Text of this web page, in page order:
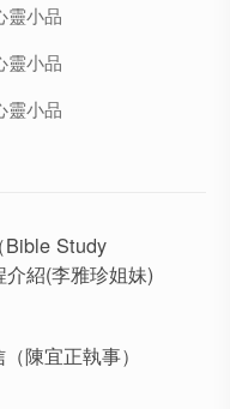
靈小品
靈小品
靈小品
Bible Study
紹(李雅珍姐妹)
陳宜正執事）